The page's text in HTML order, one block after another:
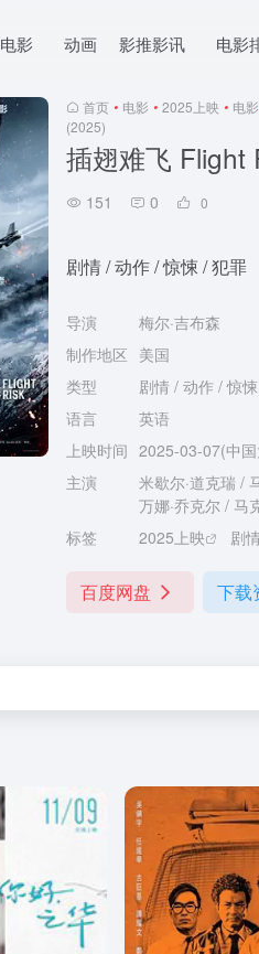
电影 动画 影推影讯 电影
首页 • 电影 • 2025上映 • 电影
(2025)
插翅难飞 Flight
151 0 0
剧情 / 动作 / 惊悚 / 犯罪
导演
梅尔·吉布森
制作地区 美国
类型
剧情 / 动作 / 惊
语言
英语
上映时间 2025-03-07(中
主演
米歇尔·道克瑞 /
万娜·乔克尔 / 马
标签
2025上映 剧
百度网盘 下载